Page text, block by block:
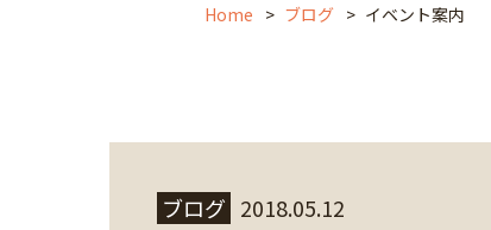
Home ブログ イベント案内
ブログ 2018.05.12